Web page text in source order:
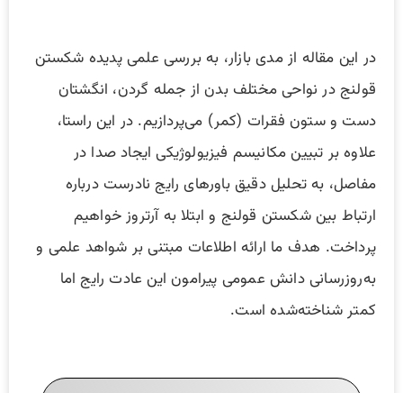
در این مقاله از مدی بازار، به بررسی علمی پدیده شکستن
قولنج در نواحی مختلف بدن از جمله گردن، انگشتان
دست و ستون فقرات (کمر) می‌پردازیم. در این راستا،
علاوه بر تبیین مکانیسم فیزیولوژیکی ایجاد صدا در
مفاصل، به تحلیل دقیق باورهای رایج نادرست درباره
ارتباط بین شکستن قولنج و ابتلا به آرتروز خواهیم
پرداخت. هدف ما ارائه اطلاعات مبتنی بر شواهد علمی و
به‌روزرسانی دانش عمومی پیرامون این عادت رایج اما
کمتر شناخته‌شده است.